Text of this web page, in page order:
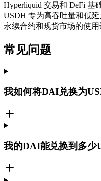
Hyperliquid 交易和 DeFi 基
USDH 专为高吞吐量和低
永续合约和现货市场的使用
常见问题
我如何将DAI兑换为
我的DAI能兑换到多少